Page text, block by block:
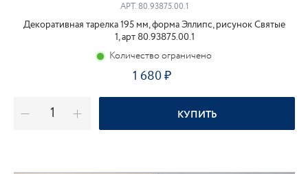
АРТ.80.93875.00.1
Декоративная тарелка 195 мм, форма Эллипс, рисунок Святые
1, арт 80.93875.00.1
Количество ограничено
1 680
КУПИТЬ